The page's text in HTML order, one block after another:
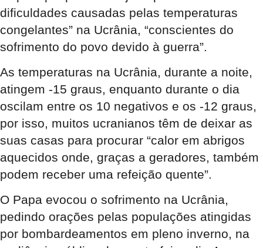
dificuldades causadas pelas temperaturas
congelantes” na Ucrânia, “conscientes do
sofrimento do povo devido à guerra”.
As temperaturas na Ucrânia, durante a noite,
atingem -15 graus, enquanto durante o dia
oscilam entre os 10 negativos e os -12 graus,
por isso, muitos ucranianos têm de deixar as
suas casas para procurar “calor em abrigos
aquecidos onde, graças a geradores, também
podem receber uma refeição quente”.
O Papa evocou o sofrimento na Ucrânia,
pedindo orações pelas populações atingidas
por bombardeamentos em pleno inverno, na